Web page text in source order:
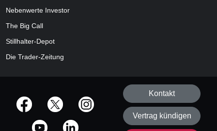
Nebenwerte Investor
The Big Call
Stillhalter-Depot
Die Trader-Zeitung
offizielle Social Media-Accounts
Kontakt
Vertrag kündigen